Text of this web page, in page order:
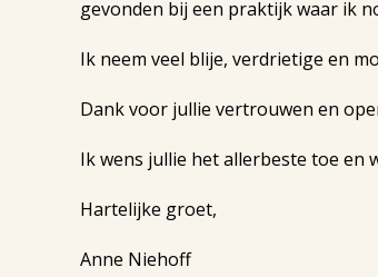
gevonden bij een praktijk waar ik
Ik neem veel blije, verdrietige en
Dank voor jullie vertrouwen en
Ik wens jullie het allerbeste toe en
Hartelijke groet,
Anne Niehoff